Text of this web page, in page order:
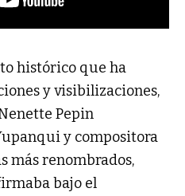
histórico que ha
y visibilizaciones,
Pepin
y compositora
más renombrados,
bajo el